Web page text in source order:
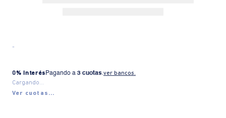
-
0% Interés Pagando a 3 cuotas.ver bancos.
Cargando...
Ver cuotas...